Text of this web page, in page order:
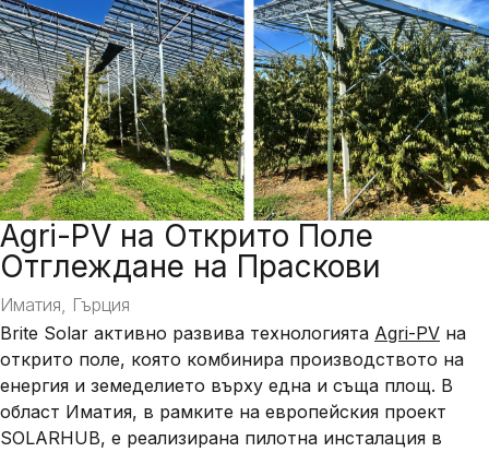
Agri-PV на Открито Поле
Отглеждане на Праскови
Иматия, Гърция
Brite Solar активно развива технологията Agri-PV на
открито поле, която комбинира производството на
енергия и земеделието върху една и съща площ. В
област Иматия, в рамките на европейския проект
SOLARHUB, е реализирана пилотна инсталация в